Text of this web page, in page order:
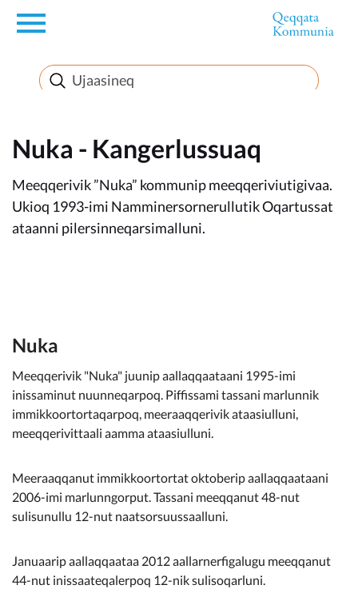
en
Innuttaasunut
Inuussutissarsiorneq
Politikki
Takornariat
Kommune pillugu
Nuka - Kangerlussuaq
Meeqqerivik ”Nuka” kommunip meeqqeriviutigivaa.
Ukioq 1993-imi Namminersornerullutik Oqartussat
ataanni pilersinneqarsimalluni.
Nuka
Meeqqerivik "Nuka" juunip aallaqqaataani 1995-imi
inissaminut nuunneqarpoq. Piffissami tassani marlunnik
immikkoortortaqarpoq, meeraaqqerivik ataasiulluni,
meeqqerivittaali aamma ataasiulluni.
Meeraaqqanut immikkoortortat oktoberip aallaqqaataani
2006-imi marlunngorput. Tassani meeqqanut 48-nut
sulisunullu 12-nut naatsorsuussaalluni.
Januaarip aallaqqaataa 2012 aallarnerfigalugu meeqqanut
44-nut inissaateqalerpoq 12-nik sulisoqarluni.